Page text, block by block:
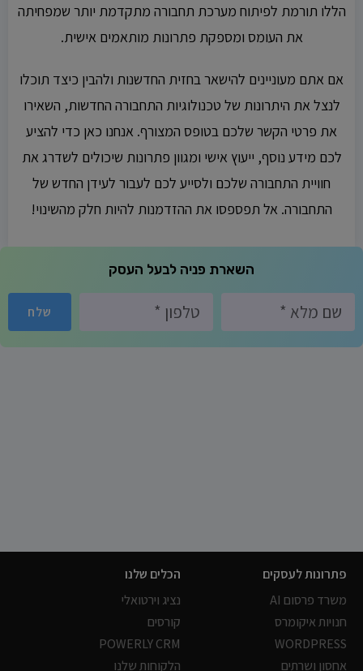
הללו תורמת לפיתוח מערכת תחבורה מתקדמת יותר שמפחיתה
את העומס ומספקת פתרונות מותאמים אישית.
אם אתם מעוניינים להישאר בחזית החדשנות ולהבין כיצד תוכלו
לנצל את היתרונות של טכנולוגיות התחבורה החדשות, השאירו
את פרטי הקשר שלכם בטופס המצורף. אנחנו כאן כדי להציע
לכם מידע נוסף, ייעוץ אישי ומגוון פתרונות שיכולים לשדרג את
חוויית התחבורה שלכם ולסייע לכם לעבור לעידן החדש של
התחבורה. אל תפספסו את ההזדמנות להיות חלק מהשינוי!
השארת פניה לבעל העסק
שלח
פתרונות לעסקים
משרד פרסום AI
חנויות איקומרס
WORDPRESS
אחסון ושרתים
הכלים שלנו
נציג וירטואלי
קורסים
POWERLY CRM
הלקוחות שלנו